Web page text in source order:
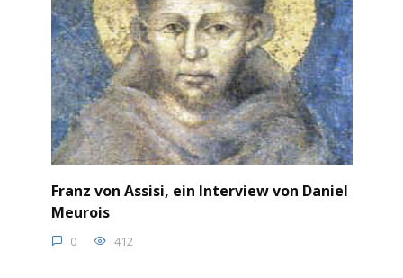
Franz von Assisi, ein Interview von Daniel
Meurois
0 412